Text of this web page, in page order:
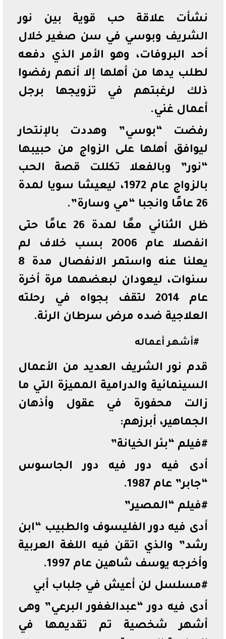
نشأت علاقة حب قوية بين نور
الشريف وبوسي في سن صغير خلال
أحد البروفات، وهو الأمر الذي دفعه
لطلب يدها من أهلها إلا أنهم رفضوا
ذلك لرغبتهم في تزويجها برجل
أعمال غني.
رفضت “بوسي” وهددت بالإنتحار
ليوافق أهلها على الزواج من حبيبها
“نور” وبالفعلا تكللت قصة الحب
بالزواج عام 1972، ليعيشا سويا لمدة
26 عامًا وانجبا “مي وسارة”.
ظل الثنائي معًا لمدة 26 عامًا حتى
انفصلا عام 2006 بسب خلاف لم
يعلنا عنه واستمر الانفصال مدة 8
سنوات، ليعودان لبعضهما مرة أخرة
عام 2014 لتقف بجواه في رحلته
العلاجية ضده مرض سرطان الرئة.
#أشهر أعماله
قدم نور الشريف العديد من الأعمال
السينمائية والدرامية المميزة التي ما
زالت محفورة في عقول وأذهان
الجماهير، أبرزهم:
#فيلم “بئر الخيانة”
أدى فيه دور فيه دور الجاسوس
“جابر” عام 1987.
#فيلم “المصير”
أدى فيه دور الفليسوف والطبيب “ابن
رشد” والذي اتقن فيه اللغة العربية
وأخرجه يوسف شاهين عام 1997.
#مسلسل لن أعيش في جلباب أبي
أدى فيه دور “عبدالغفور البرعي” وهى
أشهر شخصية تم تقديمها في